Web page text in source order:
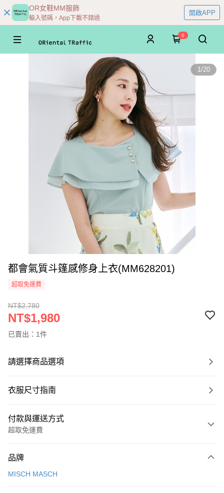
OR女鞋MM服飾
輸入號碼，App下載不錯過
開啟APP
0
1/20
都會氣質斗篷感修身上衣(MM628201)
超取免運費
NT$2,780
NT$1,980
已賣出：1件
請選擇商品選項
衣服尺寸指南
付款與運送方式
超取免運費
信用卡一次付款
品牌
MISCH MASCH